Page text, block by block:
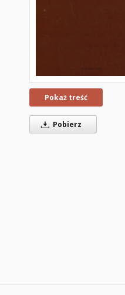
Pokaż treść
Pobierz